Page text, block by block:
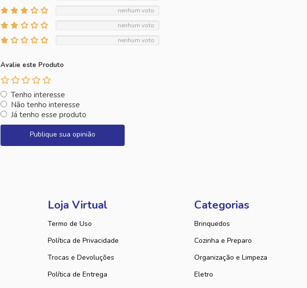
nenhum voto
nenhum voto
nenhum voto
Avalie este Produto
Tenho interesse
Não tenho interesse
Já tenho esse produto
Publique sua opinião
Loja Virtual
Termo de Uso
Política de Privacidade
Trocas e Devoluções
Política de Entrega
Categorias
Brinquedos
Cozinha e Preparo
Organização e Limpeza
Eletro